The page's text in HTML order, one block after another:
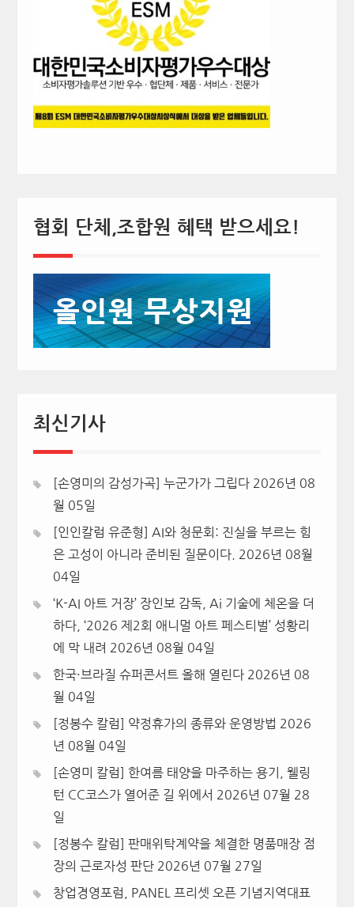
협회 단체,조합원 혜택 받으세요!
최신기사
[손영미의 감성가곡] 누군가가 그립다 2026년 08
월 05일
[인인칼럼 유준형] AI와 청문회: 진실을 부르는 힘
은 고성이 아니라 준비된 질문이다.
2026년 08월
04일
‘K-AI 아트 거장’ 장인보 감독, Ai 기술에 체온을 더
하다, ‘2026 제2회 애니멀 아트 페스티벌’ 성황리
에 막 내려 2026년 08월 04일
한국·브라질 슈퍼콘서트 올해 열린다 2026년 08
월 04일
[정봉수 칼럼] 약정휴가의 종류와 운영방법 2026
년 08월 04일
[손영미 칼럼] 한여름 태양을 마주하는 용기, 웰링
턴 CC코스가 열어준 길 위에서 2026년 07월 28
일
[정봉수 칼럼] 판매위탁계약을 체결한 명품매장 점
장의 근로자성 판단 2026년 07월 27일
창업경영포럼, PANEL 프리셋 오픈 기념지역대표